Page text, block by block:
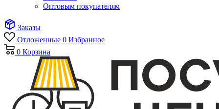
Оптовым покупателям
Заказы
Отложенные 0 Избранное
0 Корзина